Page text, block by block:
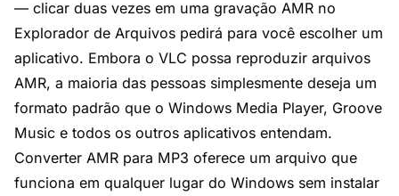
— clicar duas vezes em uma gravação AMR no
Explorador de Arquivos pedirá para você escolher um
aplicativo. Embora o VLC possa reproduzir arquivos
AMR, a maioria das pessoas simplesmente deseja um
formato padrão que o Windows Media Player, Groove
Music e todos os outros aplicativos entendam.
Converter AMR para MP3 oferece um arquivo que
funciona em qualquer lugar do Windows sem instalar